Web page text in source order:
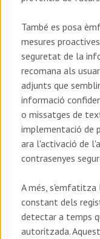
També es posa
mesures
seguretat de la
recomana als
adjunts que
informació
o missatges de
implementació de
ara l'activació de
contrasenyes
A més,
constant dels
detectar a temps
autoritzada.